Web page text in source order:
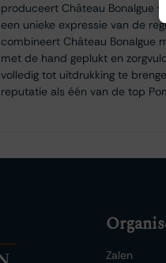
produceert Château Bonalgue
een unieke expressie van de
combineert Château Bonalgue
met de hand geplukt en
volledig tot uitdrukking te
reputatie als één van de top
Zalen